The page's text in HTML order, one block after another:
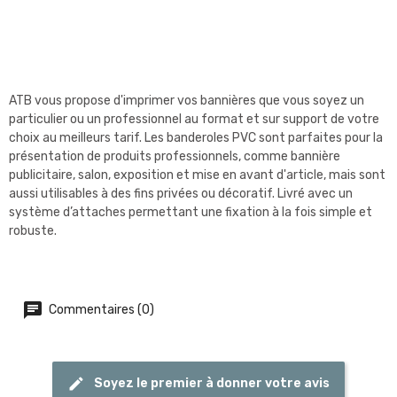
ATB vous propose d'imprimer vos bannières que vous soyez un
particulier ou un professionnel au format et sur support de votre
choix au meilleurs tarif. Les banderoles PVC sont parfaites pour la
présentation de produits professionnels, comme bannière
publicitaire, salon, exposition et mise en avant d'article, mais sont
aussi utilisables à des fins privées ou décoratif. Livré avec un
système d’attaches permettant une fixation à la fois simple et
robuste.
Commentaires (0)
Soyez le premier à donner votre avis